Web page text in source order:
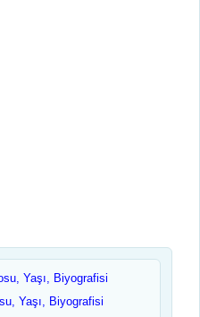
Yaşı, Biyografisi
Yaşı, Biyografisi